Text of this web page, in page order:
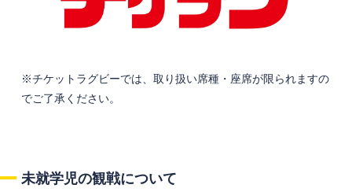
※チケットラグビーでは、取り扱い席種・座席が限られますの
でご了承ください。
未就学児の観戦について